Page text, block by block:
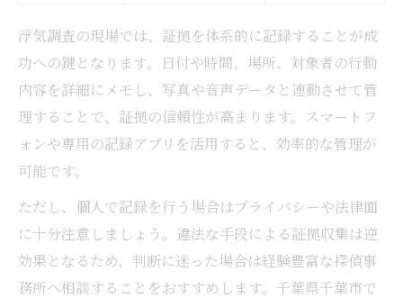
浮気調査の現場では、証拠を体系的に記録することが成
功への鍵となります。日付や時間、場所、対象者の行動
内容を詳細にメモし、写真や音声データと連動させて管
理することで、証拠の信頼性が高まります。スマートフ
ォンや専用の記録アプリを活用すると、効率的な管理が
可能です。
ただし、個人で記録を行う場合はプライバシーや法律面
に十分注意しましょう。違法な手段による証拠収集は逆
効果となるため、判断に迷った場合は経験豊富な探偵事
務所へ相談することをおすすめします。千葉県千葉市で